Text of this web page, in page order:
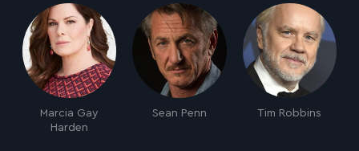
Marcia Gay
Harden
Sean Penn Tim Robbins